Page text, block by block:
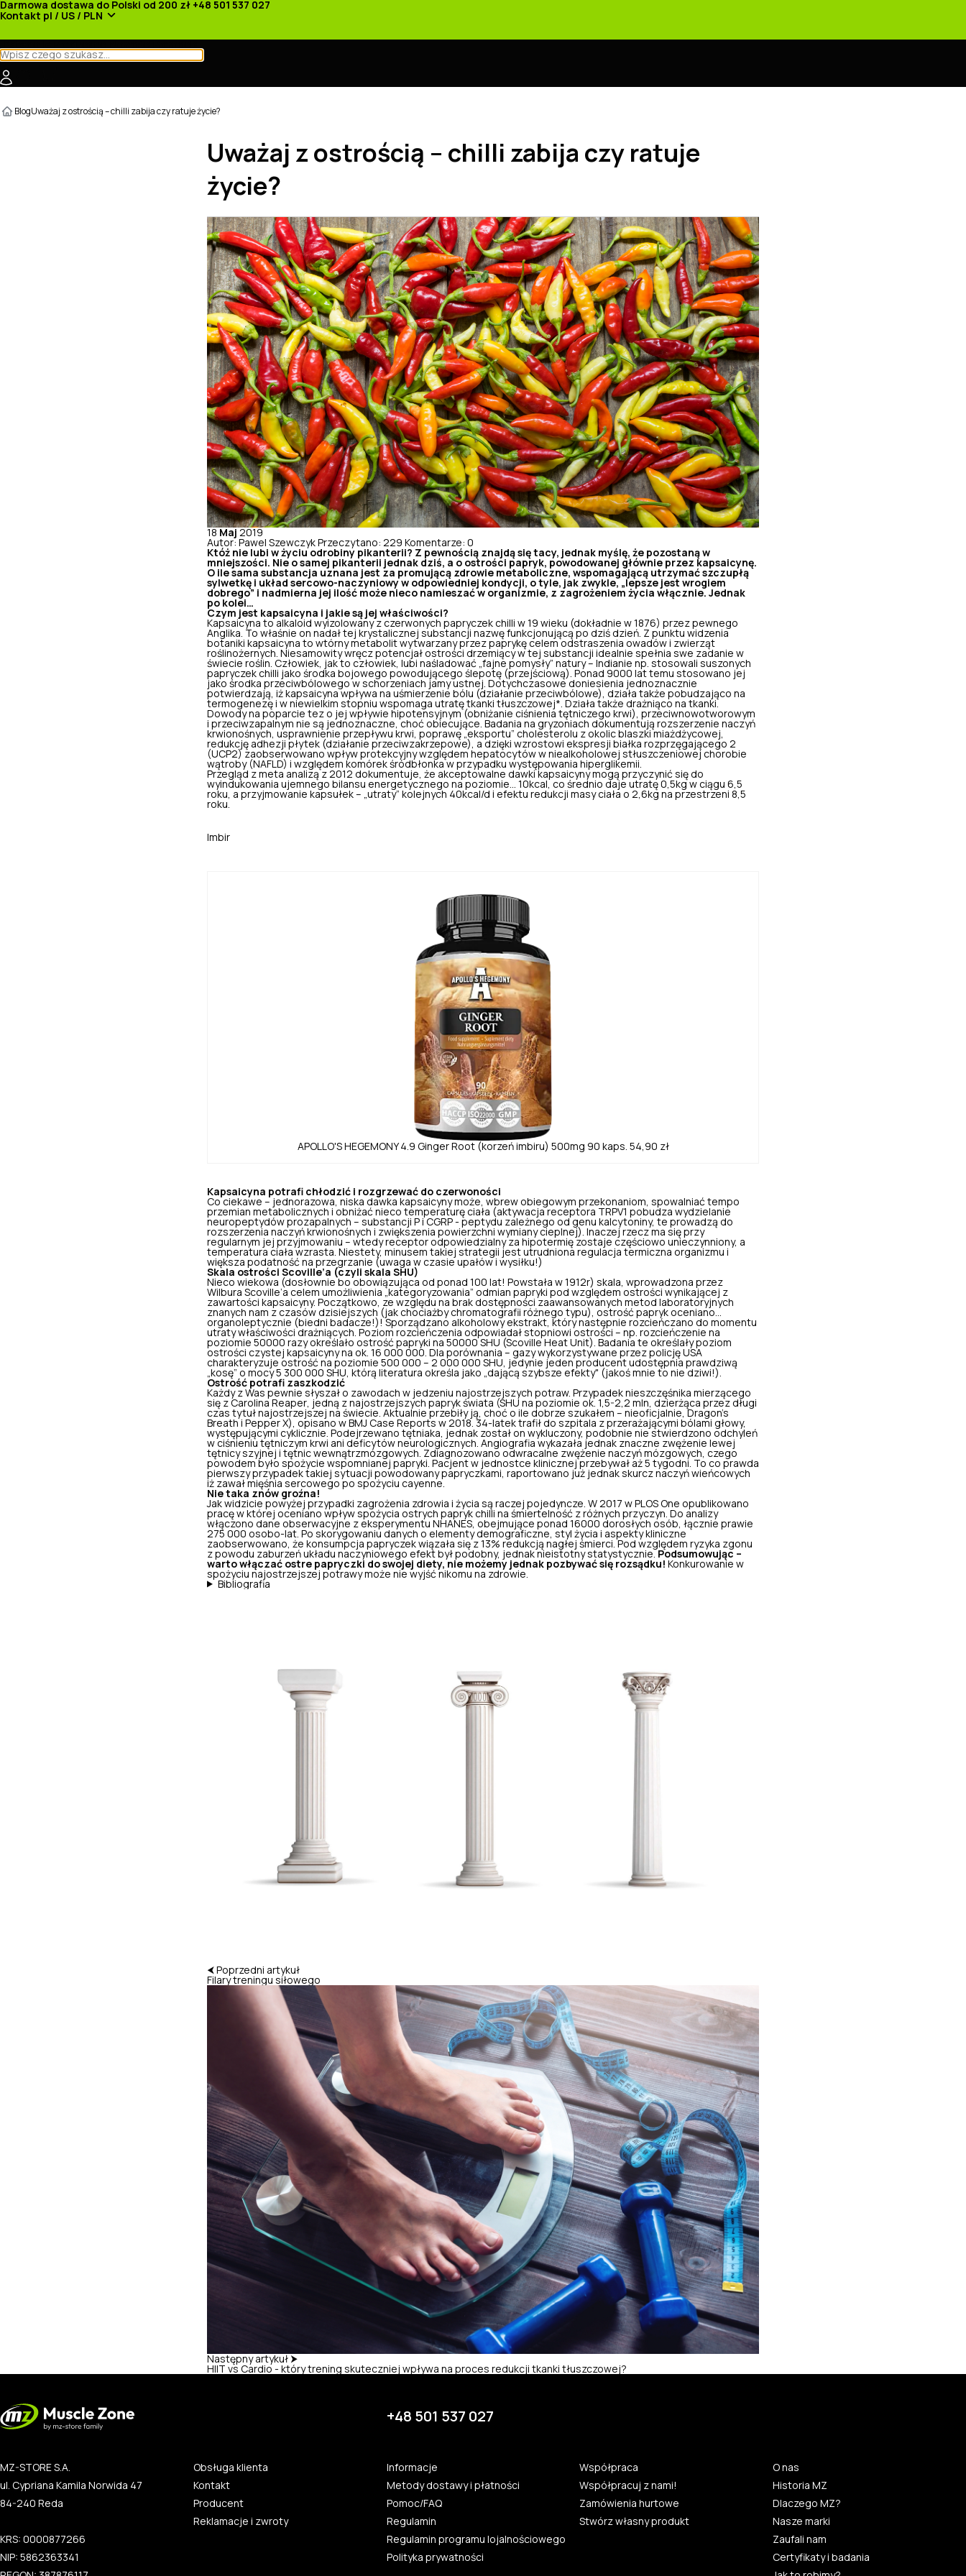
Darmowa dostawa do Polski od 200 zł +48 501 537 027
Kontakt pl / US / PLN
BlogUważaj z ostrością – chilli zabija czy ratuje życie?
Uważaj z ostrością – chilli zabija czy ratuje
życie?
18 Maj 2019
Autor: Pawel Szewczyk Przeczytano: 229 Komentarze: 0
Któż nie lubi w życiu odrobiny pikanterii? Z pewnością znajdą się tacy, jednak myślę, że pozostaną w
mniejszości. Nie o samej pikanterii jednak dziś, a o ostrości papryk, powodowanej głównie przez kapsaicynę.
O ile sama substancja uznana jest za promującą zdrowie metaboliczne, wspomagającą utrzymać szczupłą
sylwetkę i układ sercowo-naczyniowy w odpowiedniej kondycji, o tyle, jak zwykle, „lepsze jest wrogiem
dobrego” i nadmierna jej ilość może nieco namieszać w organizmie, z zagrożeniem życia włącznie. Jednak
po kolei…
Czym jest kapsaicyna i jakie są jej właściwości?
Kapsaicyna to alkaloid wyizolowany z czerwonych papryczek chilli w 19 wieku (dokładnie w 1876) przez pewnego
Anglika. To właśnie on nadał tej krystalicznej substancji nazwę funkcjonującą po dziś dzień. Z punktu widzenia
botaniki kapsaicyna to wtórny metabolit wytwarzany przez paprykę celem odstraszenia owadów i zwierząt
roślinożernych. Niesamowity wręcz potencjał ostrości drzemiący w tej substancji idealnie spełnia swe zadanie w
świecie roślin. Człowiek, jak to człowiek, lubi naśladować „fajne pomysły” natury – Indianie np. stosowali suszonych
papryczek chilli jako środka bojowego powodującego ślepotę (przejściową). Ponad 9000 lat temu stosowano jej
jako środka przeciwbólowego w schorzeniach jamy ustnej. Dotychczasowe doniesienia jednoznacznie
potwierdzają, iż kapsaicyna wpływa na uśmierzenie bólu (działanie przeciwbólowe), działa także pobudzająco na
termogenezę i w niewielkim stopniu wspomaga utratę tkanki tłuszczowej*. Działa także drażniąco na tkanki.
Dowody na poparcie tez o jej wpływie hipotensyjnym (obniżanie ciśnienia tętniczego krwi), przeciwnowotworowym
i przeciwzapalnym nie są jednoznaczne, choć obiecujące. Badania na gryzoniach dokumentują rozszerzenie naczyń
krwionośnych, usprawnienie przepływu krwi, poprawę „eksportu” cholesterolu z okolic blaszki miażdżycowej,
redukcję adhezji płytek (działanie przeciwzakrzepowe), a dzięki wzrostowi ekspresji białka rozprzęgającego 2
(UCP2) zaobserwowano wpływ protekcyjny względem hepatocytów w niealkoholowej stłuszczeniowej chorobie
wątroby (NAFLD) i względem komórek śródbłonka w przypadku występowania hiperglikemii.
Przegląd z meta analizą z 2012 dokumentuje, że akceptowalne dawki kapsaicynymogą przyczynić się do
wyindukowania ujemnego bilansu energetycznego na poziomie… 10kcal, co średnio daje utratę 0,5kg w ciągu 6,5
roku, a przyjmowanie kapsułek – „utraty” kolejnych 40kcal/d i efektu redukcji masy ciała o 2,6kg na przestrzeni 8,5
roku.
Imbir
APOLLO'S HEGEMONY 4.9 Ginger Root (korzeń imbiru) 500mg 90 kaps. 54,90 zł
Kapsaicyna potrafi chłodzić i rozgrzewać do czerwoności
Co ciekawe – jednorazowa, niska dawka kapsaicyny może, wbrew obiegowym przekonaniom,
spowalniać tempo
przemian metabolicznych i obniżać nieco temperaturę ciała (aktywacja receptora TRPV1 pobudza wydzielanie
neuropeptydów prozapalnych – substancji P i CGRP - peptydu zależnego od genu kalcytoniny, te prowadzą do
rozszerzenia naczyń krwionośnych i zwiększenia powierzchni wymiany cieplnej). Inaczej rzecz ma się przy
regularnym jej przyjmowaniu – wtedy receptor odpowiedzialny za hipotermię zostaje częściowo unieczynniony, a
temperatura ciała wzrasta. Niestety, minusem takiej strategii jest utrudniona regulacja termiczna organizmu i
większa podatność na przegrzanie (uwaga w czasie upałów i wysiłku!)
Skala ostrości Scoville’a (czyli skala SHU)
Nieco wiekowa (dosłownie bo obowiązująca od ponad 100 lat! Powstała w 1912r) skala, wprowadzona przez
Wilbura Scoville’a celem umożliwienia „kategoryzowania” odmian papryki pod względem ostrości wynikającej z
zawartości kapsaicyny. Początkowo, ze względu na brak dostępności zaawansowanych metod laboratoryjnych
znanych nam z czasów dzisiejszych (jak chociażby chromatografii różnego typu), ostrość papryk oceniano…
organoleptycznie (biedni badacze!)! Sporządzano alkoholowy ekstrakt, który następnie rozcieńczano do momentu
utraty właściwości drażniących. Poziom rozcieńczenia odpowiadał stopniowi ostrości – np. rozcieńczenie na
poziomie 50000 razy określało ostrość papryki na 50000 SHU (Scoville Heat Unit). Badania te określały poziom
ostrości czystej kapsaicyny na ok. 16 000 000. Dla porównania – gazy wykorzystywane przez policję USA
charakteryzuje ostrość na poziomie 500 000 – 2 000 000 SHU, jedynie jeden producent udostępnia prawdziwą
„kosę” o mocy 5 300 000 SHU, którą literatura określa jako „dającą szybsze efekty" (jakoś mnie to nie dziwi!).
Ostrość potrafi zaszkodzić
Każdy z Was pewnie słyszał o zawodach w jedzeniu najostrzejszych potraw. Przypadek nieszczęśnika mierzącego
się z Carolina Reaper , jedną z najostrzejszych papryk świata (SHU na poziomie ok. 1,5-2,2 mln, dzierżąca przez długi
czas tytuł najostrzejszej na świecie. Aktualnie przebiły ją, choć o ile dobrze szukałem – nieoficjalnie, Dragon’s
Breath i Pepper X), opisano w BMJ Case Reports w 2018. 34-latek trafił do szpitala z przerażającymi bólami głowy,
występującymi cyklicznie. Podejrzewano tętniaka, jednak został on wykluczony, podobnie nie stwierdzono odchyleń
w ciśnieniu tętniczym krwi ani deficytów neurologicznych. Angiografia wykazała jednak znaczne zwężenie lewej
tętnicy szyjnej i tętnic wewnątrzmózgowych. Zdiagnozowano odwracalne zwężenie naczyń mózgowych, czego
powodem było spożycie wspomnianej papryki. Pacjent w jednostce klinicznej przebywał aż 5 tygodni. To co prawda
pierwszy przypadek takiej sytuacji powodowany papryczkami, raportowano już jednak skurcz naczyń wieńcowych
iż zawał mięśnia sercowego po spożyciu cayenne.
Nie taka znów groźna!
Jak widzicie powyżej przypadki zagrożenia zdrowia i życia są raczej pojedyncze. W 2017 w PLOS One opublikowano
pracę w której oceniano wpływ spożycia ostrych papryk chilli na śmiertelność z różnych przyczyn. Do analizy
włączono dane obserwacyjne z eksperymentu NHANES, obejmujące ponad 16000 dorosłych osób, łącznie prawie
275 000 osobo-lat. Po skorygowaniu danych o elementy demograficzne, styl życia i aspekty kliniczne
zaobserwowano, że konsumpcja papryczek wiązała się z 13% redukcją nagłej śmierci. Pod względem ryzyka zgonu
z powodu zaburzeń układu naczyniowego efekt był podobny, jednak nieistotny statystycznie. Podsumowując –
warto włączać ostre papryczki do swojej diety, nie możemy jednak pozbywać się rozsądku! Konkurowanie w
spożyciu najostrzejszej potrawy może nie wyjść nikomu na zdrowie.
Bibliografia
⮜ Poprzedni artykuł
Filary treningu siłowego
Następny artykuł ⮞
HIIT vs Cardio - który trening skuteczniej wpływa na proces redukcji tkanki tłuszczowej?
+48 501 537 027
MZ-STORE S.A.
ul. Cypriana Kamila Norwida 47
84-240 Reda
KRS: 0000877266
NIP: 5862363341
Obsługa klienta
Kontakt
Producent
Reklamacje i zwroty
Informacje
Metody dostawy i płatności
Pomoc/FAQ
Regulamin
Regulamin programu lojalnościowego
Polityka prywatności
Współpraca
Współpracuj z nami!
Zamówienia hurtowe
Stwórz własny produkt
O nas
Historia MZ
Dlaczego MZ?
Nasze marki
Zaufali nam
Certyfikaty i badania